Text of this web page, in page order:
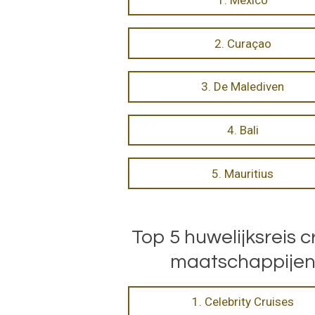
2. Curaçao
3. De Malediven
4. Bali
5. Mauritius
Top 5 huwelijksreis
maatschappijen
1. Celebrity Cruises